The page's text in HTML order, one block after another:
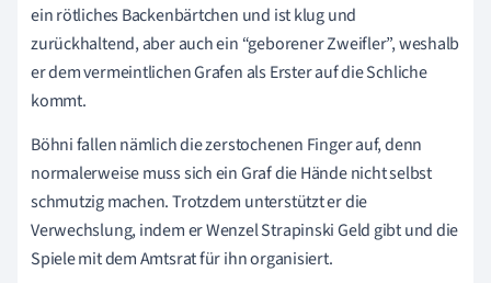
ein rötliches Backenbärtchen und ist klug und
zurückhaltend, aber auch ein “geborener Zweifler”, weshalb
er dem vermeintlichen Grafen als Erster auf die Schliche
kommt.
Böhni fallen nämlich die zerstochenen Finger auf, denn
normalerweise muss sich ein Graf die Hände nicht selbst
schmutzig machen. Trotzdem unterstützt er die
Verwechslung, indem er Wenzel Strapinski Geld gibt und die
Spiele mit dem Amtsrat für ihn organisiert.